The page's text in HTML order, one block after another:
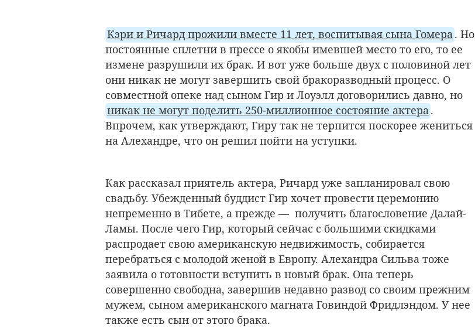
Кэри и Ричард прожили вместе 11 лет, воспитывая сына Гомера. Но
постоянные сплетни в прессе о якобы имевшей место то его, то ее
измене разрушили их брак. И вот уже больше двух с половиной лет
они никак не могут завершить свой бракоразводный процесс. О
совместной опеке над сыном Гир и Лоуэлл договорились давно, но
никак не могут поделить 250-миллионное состояние актера.
Впрочем, как утверждают, Гиру так не терпится поскорее жениться
на Алехандре, что он решил пойти на уступки.
Как рассказал приятель актера, Ричард уже запланировал свою
свадьбу. Убежденный буддист Гир хочет провести церемонию
непременно в Тибете, а прежде — получить благословение Далай-
Ламы. После чего Гир, который сейчас с большими скидками
распродает свою американскую недвижимость, собирается
перебраться с молодой женой в Европу. Алехандра Сильва тоже
заявила о готовности вступить в новый брак. Она теперь
совершенно свободна, завершив недавно развод со своим прежним
мужем, сыном американского магната Говиндой Фридлэндом. У нее
также есть сын от этого брака.